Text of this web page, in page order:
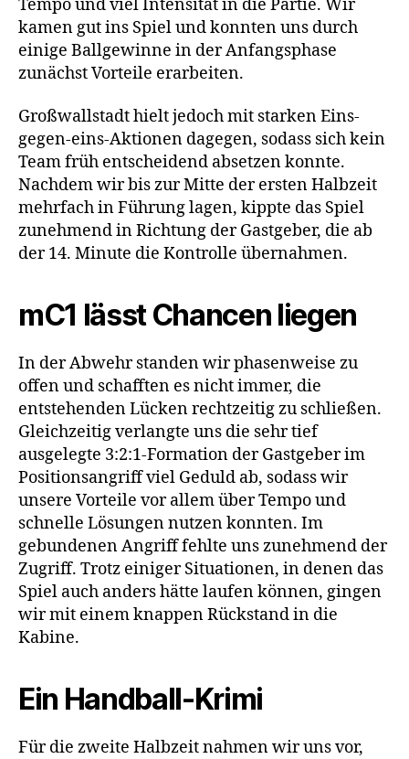
Tempo und viel Intensität in die Partie. Wir
kamen gut ins Spiel und konnten uns durch
einige Ballgewinne in der Anfangsphase
zunächst Vorteile erarbeiten.
Großwallstadt hielt jedoch mit starken Eins-
gegen-eins-Aktionen dagegen, sodass sich kein
Team früh entscheidend absetzen konnte.
Nachdem wir bis zur Mitte der ersten Halbzeit
mehrfach in Führung lagen, kippte das Spiel
zunehmend in Richtung der Gastgeber, die ab
der 14. Minute die Kontrolle übernahmen.
mC1 lässt Chancen liegen
In der Abwehr standen wir phasenweise zu
offen und schafften es nicht immer, die
entstehenden Lücken rechtzeitig zu schließen.
Gleichzeitig verlangte uns die sehr tief
ausgelegte 3:2:1-Formation der Gastgeber im
Positionsangriff viel Geduld ab, sodass wir
unsere Vorteile vor allem über Tempo und
schnelle Lösungen nutzen konnten. Im
gebundenen Angriff fehlte uns zunehmend der
Zugriff. Trotz einiger Situationen, in denen das
Spiel auch anders hätte laufen können, gingen
wir mit einem knappen Rückstand in die
Kabine.
Ein Handball-Krimi
Für die zweite Halbzeit nahmen wir uns vor,